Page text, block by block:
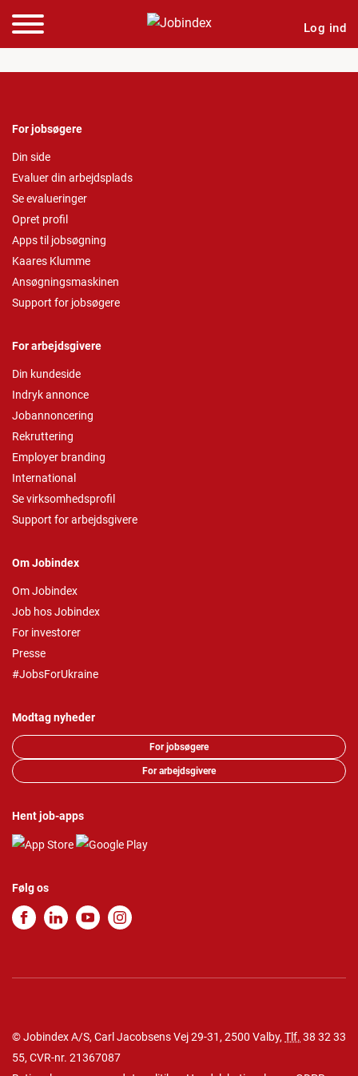
Log ind
For jobsøgere
Din side
Evaluer din arbejdsplads
Se evalueringer
Opret profil
Apps til jobsøgning
Kaares Klumme
Ansøgningsmaskinen
Support for jobsøgere
For arbejdsgivere
Din kundeside
Indryk annonce
Jobannoncering
Rekruttering
Employer branding
International
Se virksomhedsprofil
Support for arbejdsgivere
Om Jobindex
Om Jobindex
Job hos Jobindex
For investorer
Presse
#JobsForUkraine
Modtag nyheder
For jobsøgere
For arbejdsgivere
Hent job-apps
Følg os
© Jobindex A/S, Carl Jacobsens Vej 29-31, 2500 Valby, Tlf. 38 32 33
55, CVR-nr. 21367087